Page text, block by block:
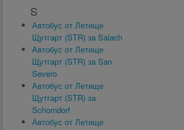
S
Автобус от Летище
Щутгарт (STR) за Salach
Автобус от Летище
Щутгарт (STR) за San
Severo
Автобус от Летище
Щутгарт (STR) за
Schorndorf
Автобус от Летище